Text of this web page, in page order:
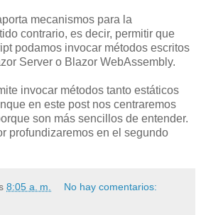
mecanismos para la
contrario, es decir, permitir que
podamos invocar métodos escritos
Server o Blazor WebAssembly.
invocar métodos tanto estáticos
en este post nos centraremos
son más sencillos de entender.
profundizaremos en el segundo
8:05 a. m. No hay comentarios: